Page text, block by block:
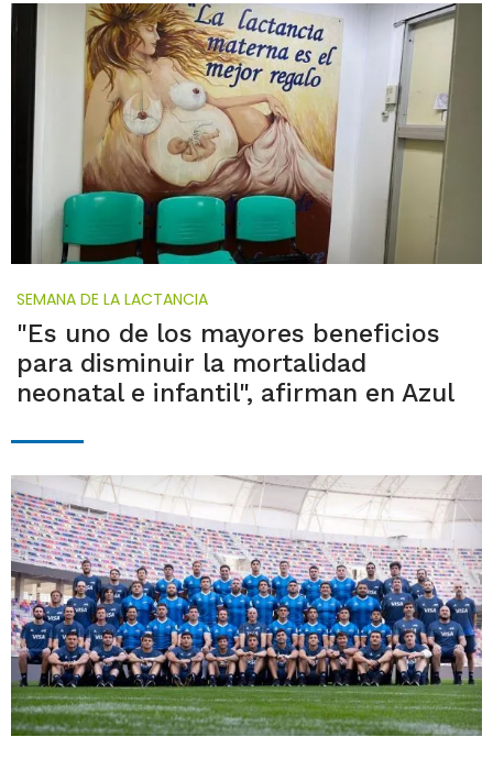
SEMANA DE LA LACTANCIA
"Es uno de los mayores beneficios
para disminuir la mortalidad
neonatal e infantil", afirman en Azul